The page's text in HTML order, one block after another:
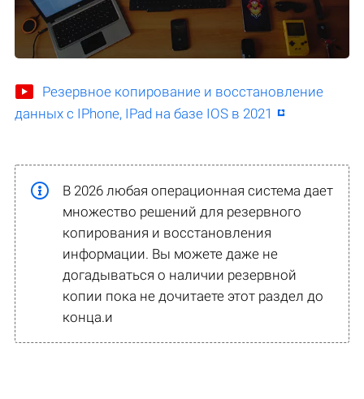
Резервное копирование и восстановление
данных с IPhone, IPad на базе IOS в 2021
В 2026 любая операционная система дает
множество решений для резервного
копирования и восстановления
информации. Вы можете даже не
догадываться о наличии резервной
копии пока не дочитаете этот раздел до
конца.и